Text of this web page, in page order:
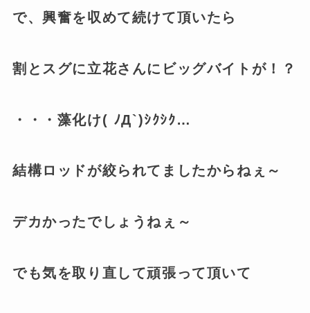
で、興奮を収めて続けて頂いたら
割とスグに立花さんにビッグバイトが！？
・・・藻化け( ﾉД`)ｼｸｼｸ…
結構ロッドが絞られてましたからねぇ～
デカかったでしょうねぇ～
でも気を取り直して頑張って頂いて